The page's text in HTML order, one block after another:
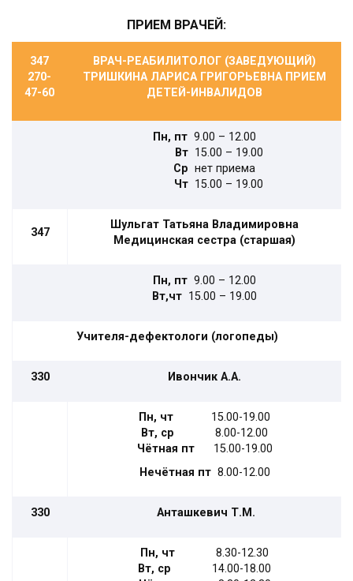
ПРИЕМ ВРАЧЕЙ:
347
270-
47-60
ВРАЧ-РЕАБИЛИТОЛОГ (ЗАВЕДУЮЩИЙ)
ТРИШКИНА ЛАРИСА ГРИГОРЬЕВНА ПРИЕМ
ДЕТЕЙ-ИНВАЛИДОВ
Пн, пт 9.00 – 12.00
Вт15.00 – 19.00
Ср нет приема
Чт 15.00 – 19.00
347
Шульгат Татьяна Владимировна
Медицинская сестра (старшая)
Пн, пт 9.00 – 12.00
Вт,чт 15.00 – 19.00
Учителя-дефектологи (логопеды)
330 Ивончик А.А.
Пн, чт 15.00-19.00
Вт, ср 8.00-12.00
Чётная пт 15.00-19.00
Нечётная пт8.00-12.00
330 Анташкевич Т.М.
Пн, чт 8.30-12.30
Вт, ср 14.00-18.00